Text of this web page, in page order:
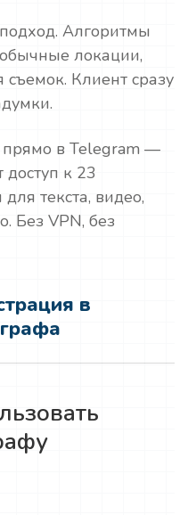
Алгоритмы
локации,
Клиент сразу
прямо в Telegram —
доступ к 23
текста, видео,
Без VPN, без
в